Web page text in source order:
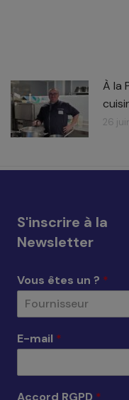
À la
26
S'inscrire à la
Newsletter
Vous êtes un ? *
Fournisseur
E-mail *
Accord RGPD *